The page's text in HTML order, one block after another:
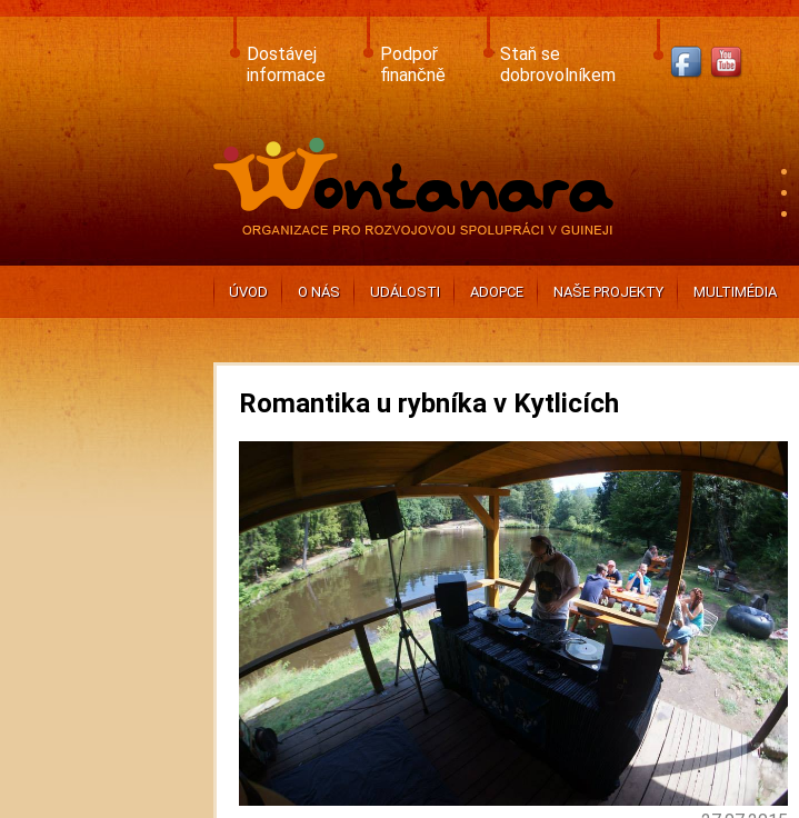
Skip
to
content
Dostávej
informace
Podpoř
finančně
Staň se
dobrovolníkem
ÚVOD O NÁS UDÁLOSTI ADOPCE NAŠE PROJEKTY MULTIMÉDIA
Romantika u rybníka v Kytlicích